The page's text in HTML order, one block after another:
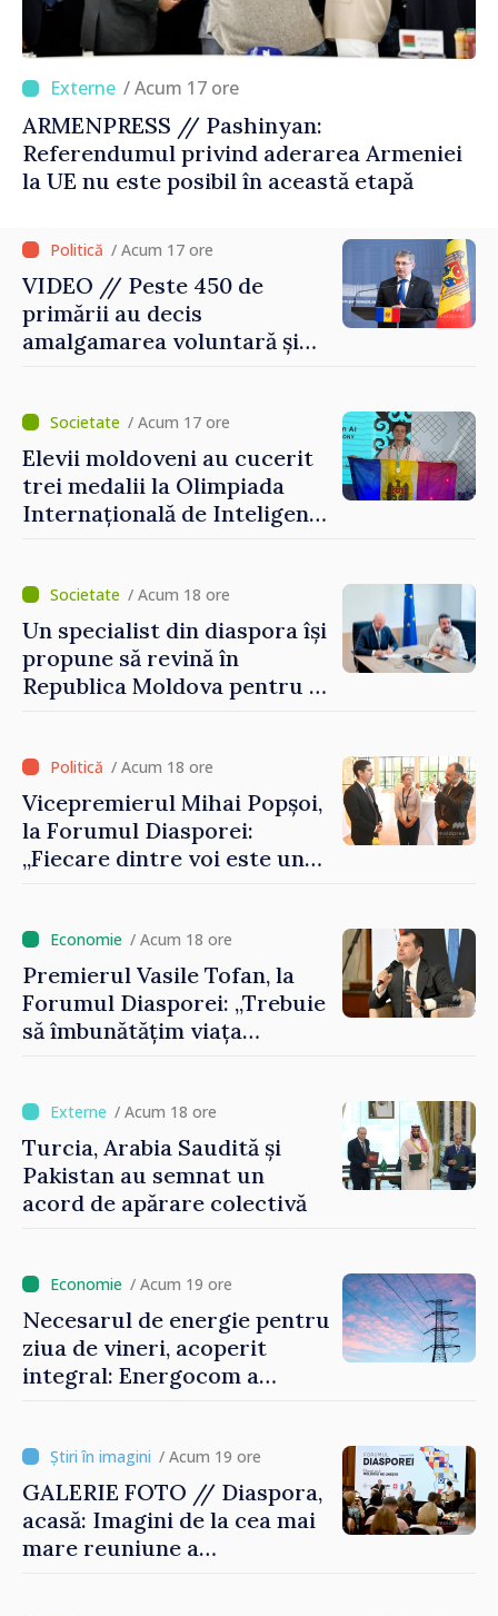
/ Acum 17 ore
ARMENPRESS // Pashinyan:
Referendumul privind aderarea Armeniei
la UE nu este posibil în această etapă
/ Acum 17 ore
VIDEO // Peste 450 de
primării au decis
amalgamarea voluntară și
Grosu: „Este important să
depășim blocajele și să dăm o
șansă localităților să se
dezvolte”
/ Acum 17 ore
Elevii moldoveni au cucerit
trei medalii la Olimpiada
Internațională de Inteligență
/ Acum 18 ore
Un specialist din diaspora își
propune să revină în
Republica Moldova pentru a
/ Acum 18 ore
Vicepremierul Mihai Popșoi,
la Forumul Diasporei:
„Fiecare dintre voi este un
imaginii Republicii Moldova”
/ Acum 18 ore
Premierul Vasile Tofan, la
Forumul Diasporei: „Trebuie
să îmbunătățim viața
/ Acum 18 ore
Turcia, Arabia Saudită și
Pakistan au semnat un
acord de apărare colectivă
/ Acum 19 ore
Necesarul de energie pentru
ziua de vineri, acoperit
integral: Energocom a
/ Acum 19 ore
GALERIE FOTO // Diaspora,
acasă: Imagini de la cea mai
mare reuniune a